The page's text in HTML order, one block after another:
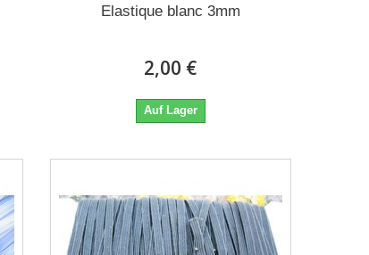
Elastique blanc 3mm
2,00 €
Auf Lager